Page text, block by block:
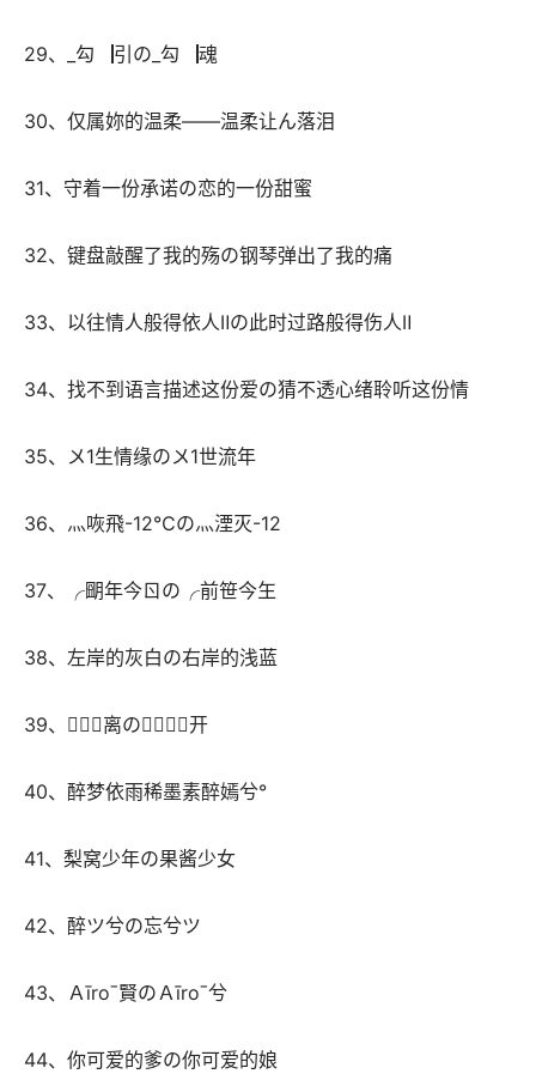
29、_勾▕引の_勾▕魂
30、仅属妳的温柔——温柔让ん落泪
31、守着一份承诺の恋的一份甜蜜
32、键盘敲醒了我的殇の钢琴弹出了我的痛
33、以往情人般得依人Ⅱの此时过路般得伤人Ⅱ
34、找不到语言描述这份爱の猜不透心绪聆听这份情
35、〤1生情缘の〤1世流年
36、灬咴飛-12℃の灬湮灭-12
37、╭朙年今ㄖの╭前笹今玍
38、左岸的灰白の右岸的浅蓝
39、离の开
40、醉梦依雨稀墨素醉嫣兮°
41、梨窝少年の果酱少女
42、醉ツ兮の忘兮ツ
43、Ａīroˉ賢のＡīroˉ兮
44、你可爱的爹の你可爱的娘